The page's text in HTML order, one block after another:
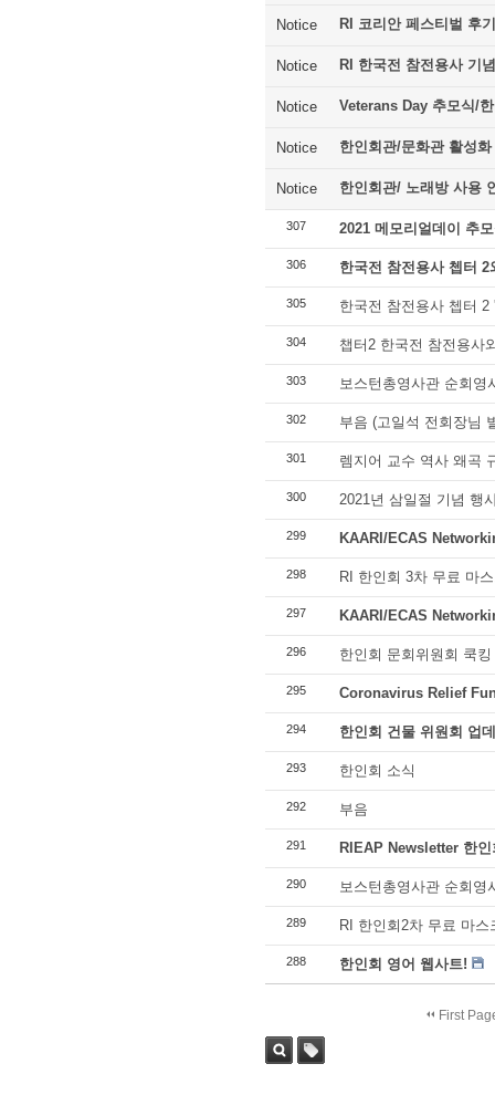
Notice RI 코리안 페스티벌 후기
Notice RI 한국전 참전용사 기
Notice Veterans Day 추모식/
Notice 한인회관/문화관 활성화
Notice 한인회관/ 노래방 사용
307 2021 메모리얼데이 추
306 한국전 참전용사 쳅터
305 한국전 참전용사 쳅터
304 챕터2 한국전 참전용사
303 보스턴총영사관 순회영
302 부음 (고일석 전회장님
301 렘지어 교수 역사 왜곡
300 2021년 삼일절 기념 행
299 KAARI/ECAS
298 RI 한인회 3차 무료 마
297 KAARI/ECAS
296 한인회 문회위원회 쿡
295 Coronavirus Relief
294 한인회 건물 위원회 업
293 한인회 소식
292 부음
291 RIEAP Newsletter 한
290 보스턴총영사관 순회영
289 RI 한인회2차 무료 마스
288 한인회 영어 웹사트!
First